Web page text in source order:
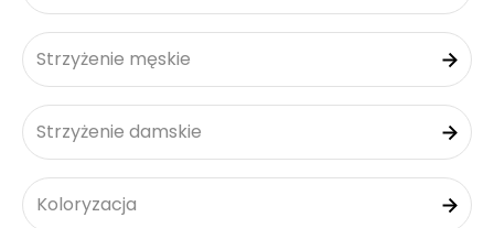
Strzyżenie męskie
Strzyżenie damskie
Koloryzacja